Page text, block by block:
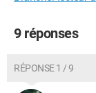
9 réponses
RÉPONSE 1 / 9